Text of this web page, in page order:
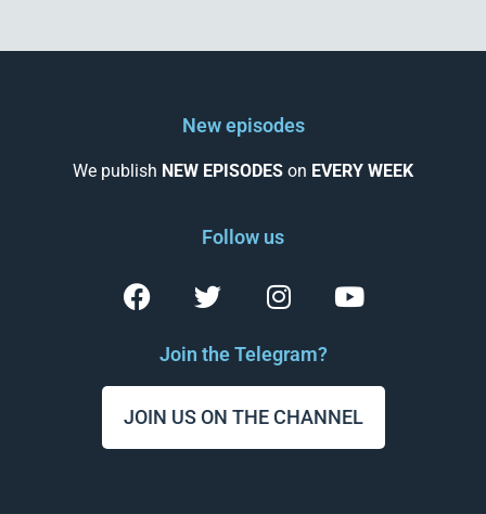
New episodes
We publish NEW EPISODES on EVERY WEEK
Follow us
Join the Telegram?
JOIN US ON THE CHANNEL